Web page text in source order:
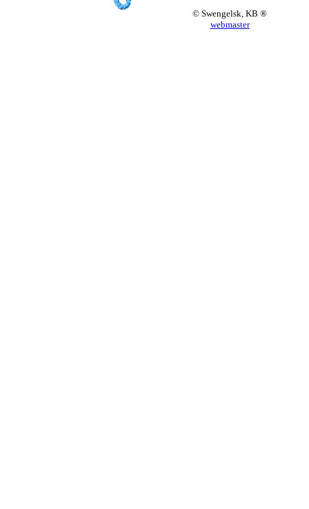
© Swengelsk, KB ®
webmaster